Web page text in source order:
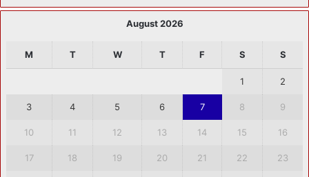
August 2026
M T W T F S S
1 2
3 4 5 6 7 8 9
10 11 12 13 14 15 16
17 18 19 20 21 22 23